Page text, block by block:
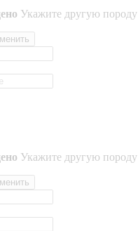
Укажите другую породу
Укажите другую породу